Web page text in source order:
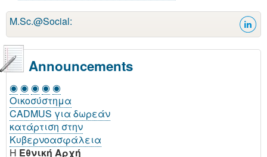
M.Sc.@Social:
Announcements
◉ ◉ ◉ ◉ ◉
Οικοσύστημα
CADMUS για δωρεάν
κατάρτιση στην
Κυβερνοασφάλεια
H Εθνική Αρχή